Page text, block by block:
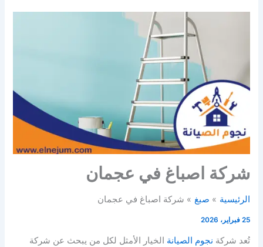
شركة اصباغ في عجمان
الرئيسية صبغ شركة اصباغ في عجمان
25 فبراير، 2026
تُعد شركة نجوم الصيانة الخيار الأمثل لكل من يبحث عن شركة